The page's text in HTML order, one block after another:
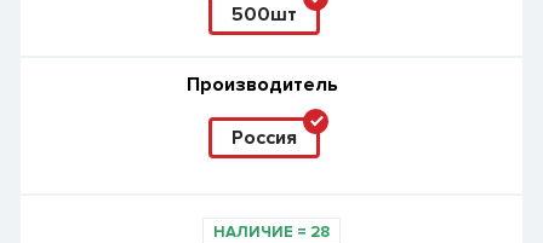
НАЛИЧИЕ = 28
500шт
Производитель
Россия